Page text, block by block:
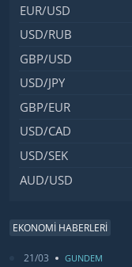
İsim, Kod
EUR/USD
USD/RUB
GBP/USD
USD/JPY
GBP/EUR
USD/CAD
USD/SEK
AUD/USD
EKONOMİ HABERLERİ
21/03 GUNDEM